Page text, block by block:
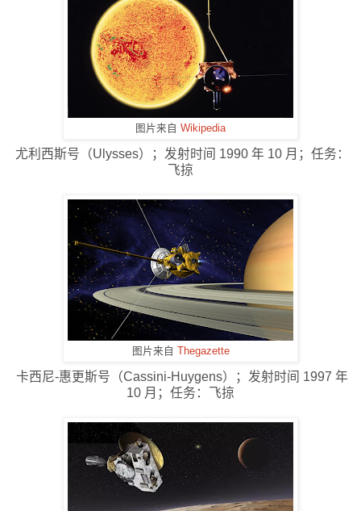
图片来自 Wikipedia
尤利西斯号（Ulysses）；发射时间 1990 年 10 月；任务：
飞掠
图片来自 Thegazette
卡西尼-惠更斯号（Cassini-Huygens）；发射时间 1997 年
10 月；任务：飞掠